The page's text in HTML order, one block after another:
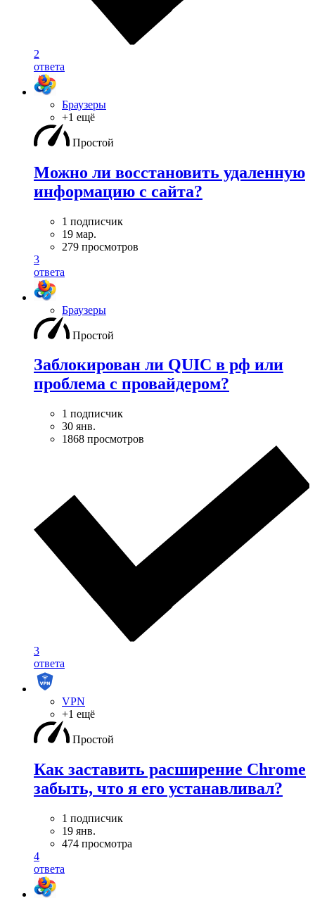
2
ответа
Браузеры
+1 ещё
Простой
Можно ли восстановить удаленную
информацию с сайта?
1 подписчик
19 мар.
279 просмотров
3
ответа
Браузеры
Простой
Заблокирован ли QUIC в рф или
проблема с провайдером?
1 подписчик
30 янв.
1868 просмотров
3
ответа
VPN
+1 ещё
Простой
Как заставить расширение Chrome
забыть, что я его устанавливал?
1 подписчик
19 янв.
474 просмотра
4
ответа